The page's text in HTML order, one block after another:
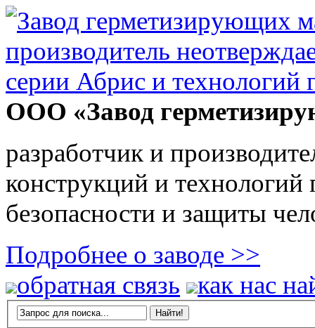
ООО «Завод
разработчик и
конструкций и
безопасности и защиты
Подробнее о заводе >>
обратная связь
как нас